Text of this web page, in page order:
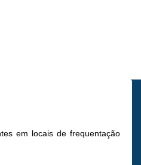
em locais de frequentação